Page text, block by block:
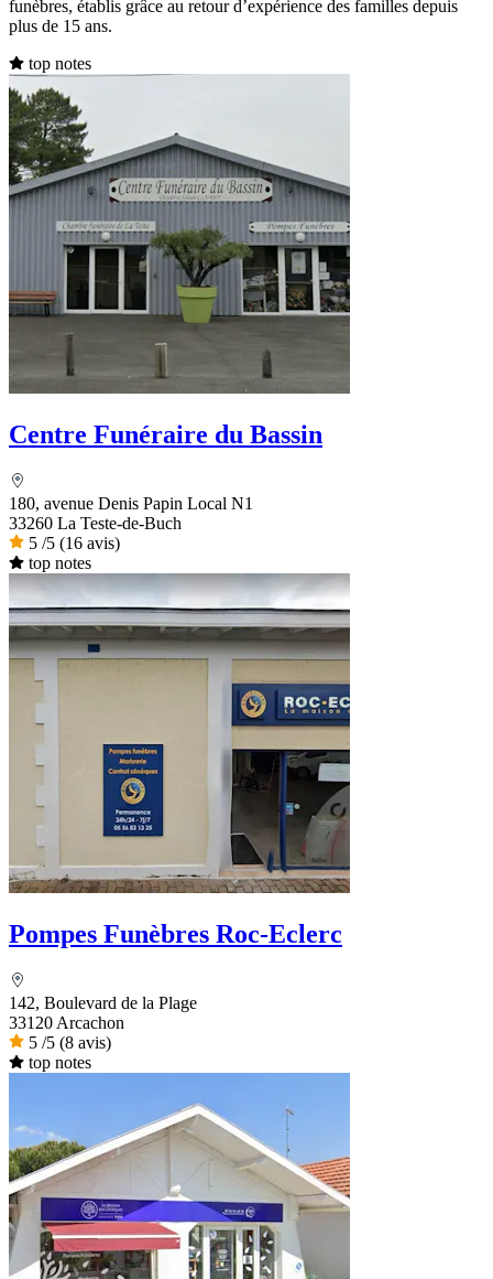
funèbres, établis grâce au retour d’expérience des familles depuis
plus de 15 ans.
top notes
Centre Funéraire du Bassin
180, avenue Denis Papin Local N1
33260 La Teste-de-Buch
5 /5 (16 avis)
top notes
Pompes Funèbres Roc-Eclerc
142, Boulevard de la Plage
33120 Arcachon
5 /5 (8 avis)
top notes